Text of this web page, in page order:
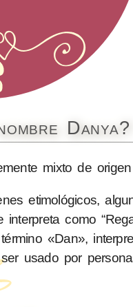
Danya?
mixto de
etimológicos,
como
«Dan»,
usado por